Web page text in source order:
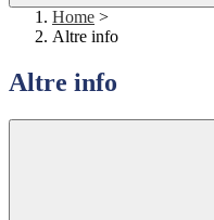
Home >
Altre info
Altre info